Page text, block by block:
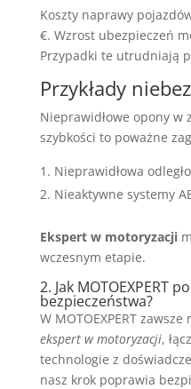
Koszty naprawy
€. Wzrost ubezpieczeń
Przypadki te utrudniają
Przykłady
Nieprawidłowe opony w
szybkości to poważne
Nieprawidłowa
Nieaktywne systemy
Ekspert w motoryzacji
wczesnym etapie.
2. Jak MOTOEXPERT
bezpieczeństwa?
W MOTOEXPERT
ekspert w motoryzacji,
technologie z
nasz krok poprawia